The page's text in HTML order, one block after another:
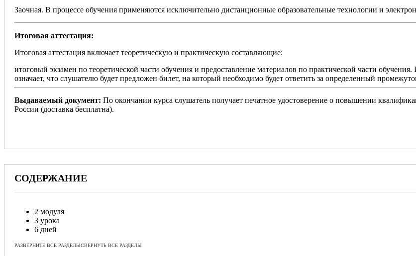
Заочная. В процессе обучения применяются исключительно дистанционные образовательные технологии и
Итоговая аттестация:
Итоговая аттестация включает теоретическую и практическую составляющие:
итоговый экзамен по теоретической части обучения и предоставление материалов по практической части
означает, что слушателю будет предложен билет, на который необходимо будет ответить за определенный
Выдаваемый документ: По окончании курса слушатель получает печатное удостоверение о повышении
России (доставка бесплатна).
СОДЕРЖАНИЕ
2 модуля
3 урока
6 дней
РАЗВЕРНИТЕ ВСЕ РАЗДЕЛЫСВЕРНУТЬ ВСЕ РАЗДЕЛЫ